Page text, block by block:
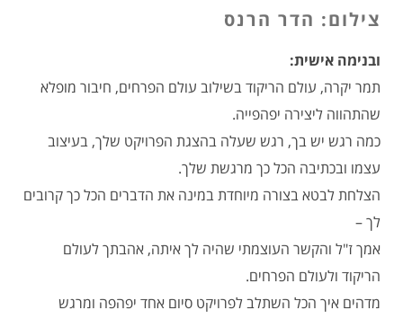
צילום: הדר הרנס
ובנימה אישית:
תמר יקרה, עולם הריקוד בשילוב עולם הפרחים, חיבור מופלא
שהתהווה ליצירה יפהפייה.
כמה רגש יש בך, רגש שעלה בהצגת הפרויקט שלך, בעיצוב
עצמו ובכתיבה הכל כך מרגשת שלך.
הצלחת לבטא בצורה מיוחדת במינה את הדברים הכל כך קרובים
לך –
אמך ז"ל והקשר העוצמתי שהיה לך איתה, אהבתך לעולם
הריקוד ולעולם הפרחים.
מדהים איך הכל השתלב לפרויקט סיום אחד יפהפה ומרגש